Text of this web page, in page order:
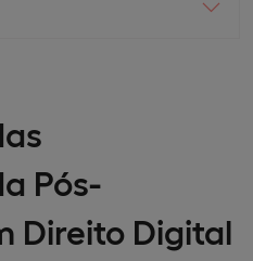
Pós-
Direito Digital